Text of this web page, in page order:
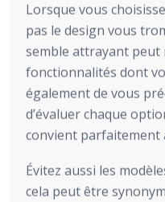
Lorsque vous
pas le design vous
semble attrayant peut
fonctionnalités dont
également de vous
d’évaluer chaque
convient parfaitement
Évitez aussi les
cela peut être